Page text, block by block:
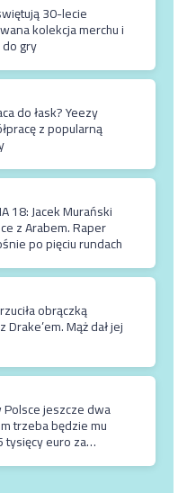
30-lecie
kolekcja merchu i
gry
do łask? Yeezy
z popularną
18: Jacek Murański
z Arabem. Raper
po pięciu rundach
obrączką
Mąż dał jej
jeszcze dwa
trzeba będzie mu
tysięcy euro za